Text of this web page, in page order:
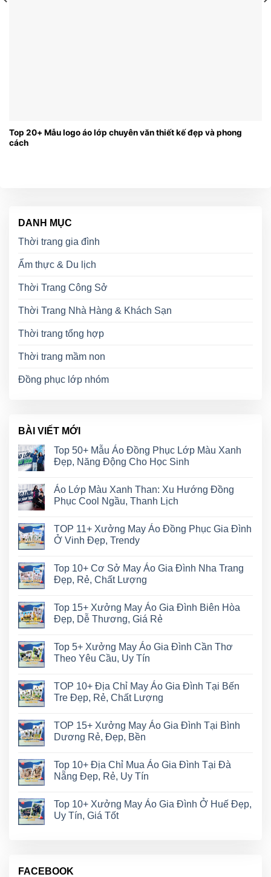
Top 20+ Mẫu logo áo lớp chuyên văn thiết kế đẹp và phong
cách
DANH MỤC
Thời trang gia đình
Ẩm thực & Du lịch
Thời Trang Công Sở
Thời Trang Nhà Hàng & Khách Sạn
Thời trang tổng hợp
Thời trang mầm non
Đồng phục lớp nhóm
BÀI VIẾT MỚI
Top 50+ Mẫu Áo Đồng Phục Lớp Màu Xanh
Đẹp, Năng Động Cho Học Sinh
Áo Lớp Màu Xanh Than: Xu Hướng Đồng
Phục Cool Ngầu, Thanh Lịch
TOP 11+ Xưởng May Áo Đồng Phục Gia Đình
Ở Vinh Đẹp, Trendy
Top 10+ Cơ Sở May Áo Gia Đình Nha Trang
Đẹp, Rẻ, Chất Lượng
Top 15+ Xưởng May Áo Gia Đình Biên Hòa
Đẹp, Dễ Thương, Giá Rẻ
Top 5+ Xưởng May Áo Gia Đình Cần Thơ
Theo Yêu Cầu, Uy Tín
TOP 10+ Địa Chỉ May Áo Gia Đình Tại Bến
Tre Đẹp, Rẻ, Chất Lượng
TOP 15+ Xưởng May Áo Gia Đình Tại Bình
Dương Rẻ, Đẹp, Bền
Top 10+ Địa Chỉ Mua Áo Gia Đình Tại Đà
Nẵng Đẹp, Rẻ, Uy Tín
Top 10+ Xưởng May Áo Gia Đình Ở Huế Đẹp,
Uy Tín, Giá Tốt
FACEBOOK